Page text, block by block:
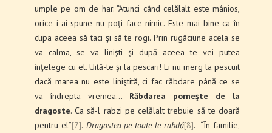
umple pe om de har. “Atunci când celălalt este mânios,
orice i-ai spune nu poţi face nimic. Este mai bine ca în
clipa aceea să taci şi să te rogi. Prin rugăciune acela se
va calma, se va linişti şi după aceea te vei putea
înţelege cu el. Uită-te şi la pescari! Ei nu merg la pescuit
dacă marea nu este liniştită, ci fac răbdare până ce se
va îndrepta vremea… Răbdarea porneşte de la
dragoste. Ca să-l rabzi pe celălalt trebuie să te doară
pentru el”[7]. Dragostea pe toate le rabdă[8]. “În familie,